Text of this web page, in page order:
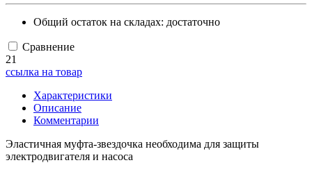
Общий остаток на складах: достаточно
Сравнение
21
ссылка на товар
Характеристики
Описание
Комментарии
Эластичная муфта-звездочка необходима для защиты
электродвигателя и насоса